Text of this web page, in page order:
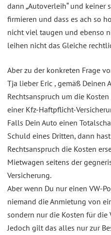
dann „Autoverleih“ und keiner
firmieren und dass es ach so
nicht viel taugen und ebenso
leihen nicht das Gleiche
Aber zu der konkreten Frage
Tja lieber Eric , gemäß Deinen
Rechtsanspruch um die
einer Kfz-Haftpflicht-
Falls Dein Auto einen
Schuld eines Dritten, dann
Rechtsanspruch die Kosten
Mietwagen seitens der
Versicherung.
Aber wenn Du nur einen VW-
niemand die Anmietung von
sondern nur die Kosten für die
Jedoch gilt das alles nur zur